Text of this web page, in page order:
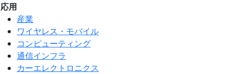
応用
産業
ワイヤレス・モバイル
コンピューティング
通信インフラ
カーエレクトロニクス